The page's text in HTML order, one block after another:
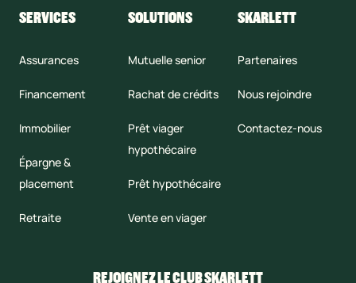
SERVICES
Assurances
Financement
Immobilier
Épargne &
placement
Retraite
SOLUTIONS
Mutuelle senior
Rachat de crédits
Prêt viager
hypothécaire
Prêt hypothécaire
Vente en viager
SKARLETT
Partenaires
Nous rejoindre
Contactez-nous
REJOIGNEZ LE CLUB SKARLETT